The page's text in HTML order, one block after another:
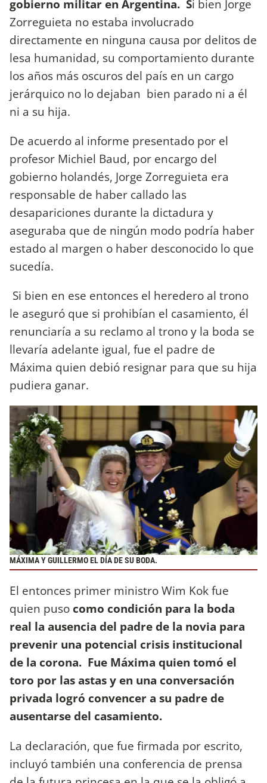
gobierno militar en Argentina. Si bien Jorge
Zorreguieta no estaba involucrado
directamente en ninguna causa por delitos de
lesa humanidad, su comportamiento durante
los años más oscuros del país en un cargo
jerárquico no lo dejaban bien parado ni a él
ni a su hija.
De acuerdo al informe presentado por el
profesor Michiel Baud, por encargo del
gobierno holandés, Jorge Zorreguieta era
responsable de haber callado las
desapariciones durante la dictadura y
aseguraba que de ningún modo podría haber
estado al margen o haber desconocido lo que
sucedía.
Si bien en ese entonces el heredero al trono
le aseguró que si prohibían el casamiento, él
renunciaría a su reclamo al trono y la boda se
llevaría adelante igual, fue el padre de
Máxima quien debió resignar para que su hija
pudiera ganar.
MÁXIMA Y GUILLERMO EL DÍA DE SU BODA.
El entonces primer ministro Wim Kok fue
quien puso como condición para la boda
real la ausencia del padre de la novia para
prevenir una potencial crisis institucional
de la corona. Fue Máxima quien tomó el
toro por las astas y en una conversación
privada logró convencer a su padre de
ausentarse del casamiento.
La declaración, que fue firmada por escrito,
incluyó también una conferencia de prensa